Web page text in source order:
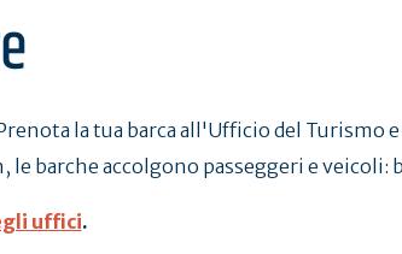
la tua barca all'Ufficio del Turismo
barche accolgono passeggeri e
uffici.